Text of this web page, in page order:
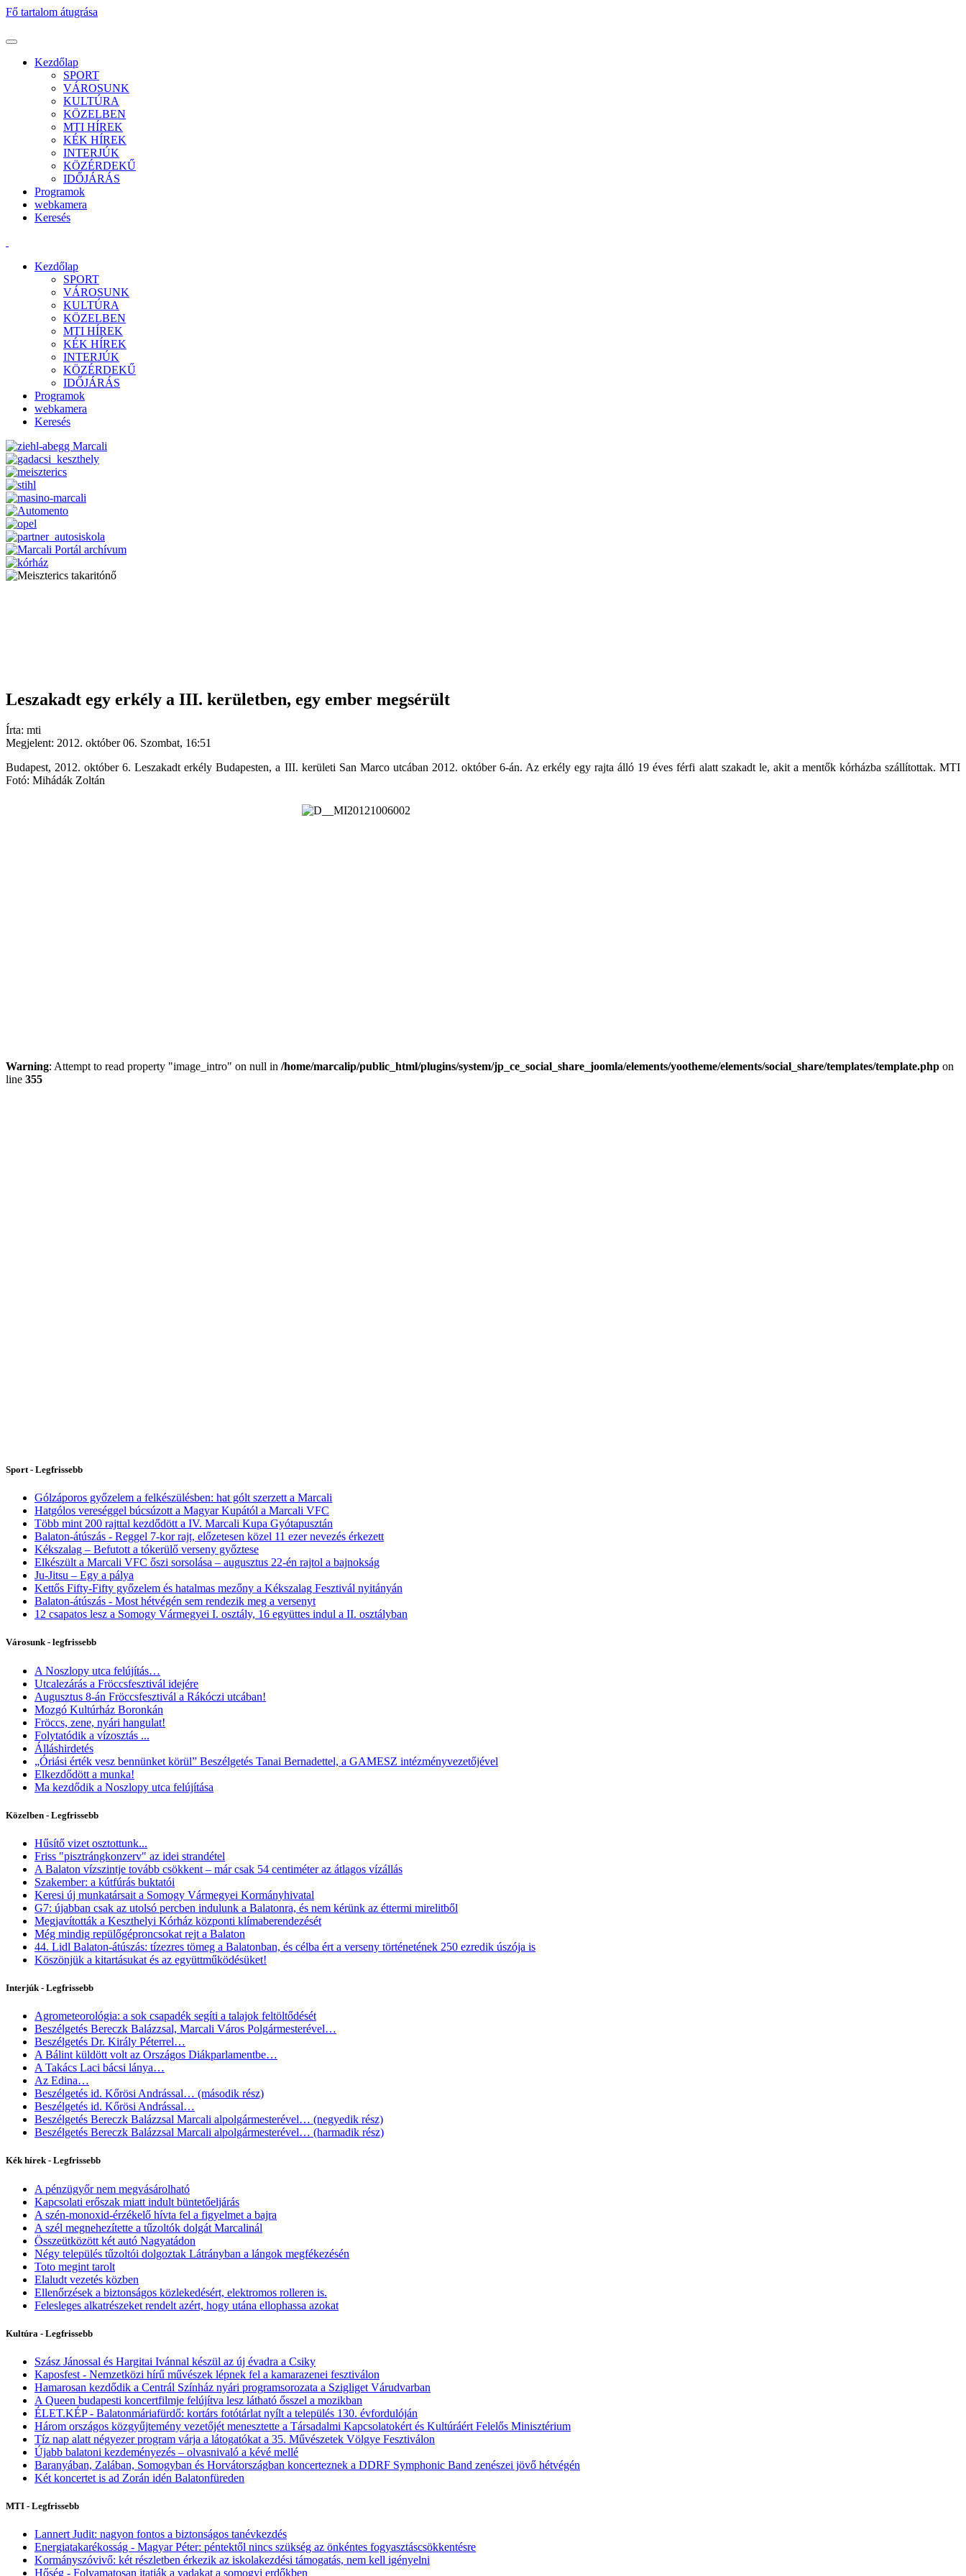
Fő tartalom átugrása
Kezdőlap
SPORT
VÁROSUNK
KULTÚRA
KÖZELBEN
MTI HÍREK
KÉK HÍREK
INTERJÚK
KÖZÉRDEKŰ
IDŐJÁRÁS
Programok
webkamera
Keresés
Kezdőlap
SPORT
VÁROSUNK
KULTÚRA
KÖZELBEN
MTI HÍREK
KÉK HÍREK
INTERJÚK
KÖZÉRDEKŰ
IDŐJÁRÁS
Programok
webkamera
Keresés
Leszakadt egy erkély a III. kerületben, egy ember megsérült
Írta: mti
Megjelent: 2012. október 06. Szombat, 16:51
Budapest, 2012. október 6. Leszakadt erkély Budapesten, a III. kerületi San Marco utcában 2012. október 6-án. Az erkély egy rajta álló 19 éves férfi alatt szakadt le, akit a mentők kórházba szállítottak. MTI
Fotó: Mihádák Zoltán
Warning: Attempt to read property "image_intro" on null in /home/marcalip/public_html/plugins/system/jp_ce_social_share_joomla/elements/yootheme/elements/social_share/templates/template.php on
line 355
Sport - Legfrissebb
Gólzáporos győzelem a felkészülésben: hat gólt szerzett a Marcali
Hatgólos vereséggel búcsúzott a Magyar Kupától a Marcali VFC
Több mint 200 rajttal kezdődött a IV. Marcali Kupa Gyótapusztán
Balaton-átúszás - Reggel 7-kor rajt, előzetesen közel 11 ezer nevezés érkezett
Kékszalag – Befutott a tókerülő verseny győztese
Elkészült a Marcali VFC őszi sorsolása – augusztus 22-én rajtol a bajnokság
Ju-Jitsu – Egy a pálya
Kettős Fifty-Fifty győzelem és hatalmas mezőny a Kékszalag Fesztivál nyitányán
Balaton-átúszás - Most hétvégén sem rendezik meg a versenyt
12 csapatos lesz a Somogy Vármegyei I. osztály, 16 együttes indul a II. osztályban
Városunk - legfrissebb
A Noszlopy utca felújítás…
Utcalezárás a Fröccsfesztivál idejére
Augusztus 8-án Fröccsfesztivál a Rákóczi utcában!
Mozgó Kultúrház Boronkán
Fröccs, zene, nyári hangulat!
Folytatódik a vízosztás ...
Álláshirdetés
„Óriási érték vesz bennünket körül” Beszélgetés Tanai Bernadettel, a GAMESZ intézményvezetőjével
Elkezdődött a munka!
Ma kezdődik a Noszlopy utca felújítása
Közelben - Legfrissebb
Hűsítő vizet osztottunk...
Friss "pisztrángkonzerv" az idei strandétel
A Balaton vízszintje tovább csökkent – már csak 54 centiméter az átlagos vízállás
Szakember: a kútfúrás buktatói
Keresi új munkatársait a Somogy Vármegyei Kormányhivatal
G7: újabban csak az utolsó percben indulunk a Balatonra, és nem kérünk az éttermi mirelitből
Megjavították a Keszthelyi Kórház központi klímaberendezését
Még mindig repülőgéproncsokat rejt a Balaton
44. Lidl Balaton-átúszás: tízezres tömeg a Balatonban, és célba ért a verseny történetének 250 ezredik úszója is
Köszönjük a kitartásukat és az együttműködésüket!
Interjúk - Legfrissebb
Agrometeorológia: a sok csapadék segíti a talajok feltöltődését
Beszélgetés Bereczk Balázzsal, Marcali Város Polgármesterével…
Beszélgetés Dr. Király Péterrel…
A Bálint küldött volt az Országos Diákparlamentbe…
A Takács Laci bácsi lánya…
Az Edina…
Beszélgetés id. Kőrösi Andrással… (második rész)
Beszélgetés id. Kőrösi Andrással…
Beszélgetés Bereczk Balázzsal Marcali alpolgármesterével… (negyedik rész)
Beszélgetés Bereczk Balázzsal Marcali alpolgármesterével… (harmadik rész)
Kék hírek - Legfrissebb
A pénzügyőr nem megvásárolható
Kapcsolati erőszak miatt indult büntetőeljárás
A szén-monoxid-érzékelő hívta fel a figyelmet a bajra
A szél megnehezítette a tűzoltók dolgát Marcalinál
Összeütközött két autó Nagyatádon
Négy település tűzoltói dolgoztak Látrányban a lángok megfékezésén
Toto megint tarolt
Elaludt vezetés közben
Ellenőrzések a biztonságos közlekedésért, elektromos rolleren is.
Felesleges alkatrészeket rendelt azért, hogy utána ellophassa azokat
Kultúra - Legfrissebb
Szász Jánossal és Hargitai Ivánnal készül az új évadra a Csiky
Kaposfest - Nemzetközi hírű művészek lépnek fel a kamarazenei fesztiválon
Hamarosan kezdődik a Centrál Színház nyári programsorozata a Szigliget Várudvarban
A Queen budapesti koncertfilmje felújítva lesz látható ősszel a mozikban
ÉLET.KÉP - Balatonmáriafürdő: kortárs fotótárlat nyílt a település 130. évfordulóján
Három országos közgyűjtemény vezetőjét menesztette a Társadalmi Kapcsolatokért és Kultúráért Felelős Minisztérium
Tíz nap alatt négyezer program várja a látogatókat a 35. Művészetek Völgye Fesztiválon
Újabb balatoni kezdeményezés – olvasnivaló a kévé mellé
Baranyában, Zalában, Somogyban és Horvátországban koncerteznek a DDRF Symphonic Band zenészei jövő hétvégén
Két koncertet is ad Zorán idén Balatonfüreden
MTI - Legfrissebb
Lannert Judit: nagyon fontos a biztonságos tanévkezdés
Energiatakarékosság - Magyar Péter: péntektől nincs szükség az önkéntes fogyasztáscsökkentésre
Kormányszóvivő: két részletben érkezik az iskolakezdési támogatás, nem kell igényelni
Hőség - Folyamatosan itatják a vadakat a somogyi erdőkben